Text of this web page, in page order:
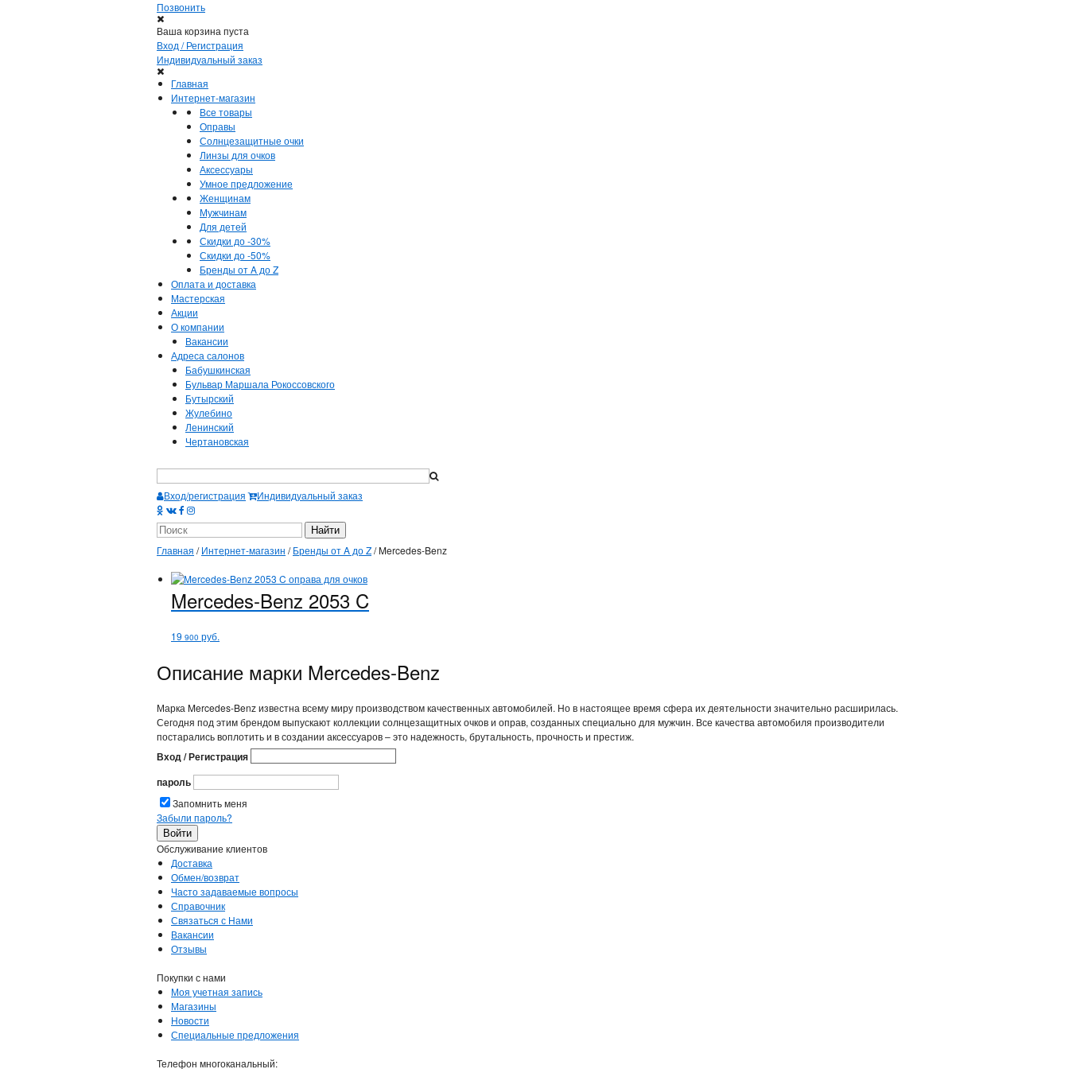
Позвонить
Ваша корзина пуста
Вход / Регистрация
Индивидуальный заказ
Главная
Интернет-магазин
Все товары
Оправы
Солнцезащитные очки
Линзы для очков
Аксессуары
Умное предложение
Женщинам
Мужчинам
Для детей
Скидки до -30%
Скидки до -50%
Бренды от A до Z
Оплата и доставка
Мастерская
Акции
О компании
Вакансии
Адреса салонов
Бабушкинская
Бульвар Маршала Рокоссовского
Бутырский
Жулебино
Ленинский
Чертановская
Вход/регистрация Индивидуальный заказ
Главная /Интернет-магазин /Бренды от A до Z/Mercedes-Benz
Mercedes-Benz 2053 C
19 900 руб.
Описание марки Mercedes-Benz
Марка Mercedes-Benz известна всему миру производством качественных автомобилей. Но в настоящее время сфера их деятельности значительно расширилась.
Сегодня под этим брендом выпускают коллекции солнцезащитных очков и оправ, созданных специально для мужчин. Все качества автомобиля производители
постарались воплотить и в создании аксессуаров – это надежность, брутальность, прочность и престиж.
Вход / Регистрация
пароль
Запомнить меня
Забыли пароль?
Обслуживание клиентов
Доставка
Обмен/возврат
Часто задаваемые вопросы
Справочник
Связаться с Нами
Вакансии
Отзывы
Покупки с нами
Моя учетная запись
Магазины
Новости
Специальные предложения
Телефон многоканальный: